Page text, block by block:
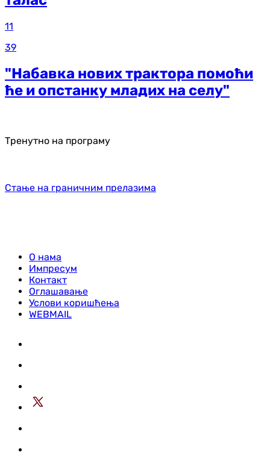
11
39
"Набавка нових трактора помоћи
ће и опстанку младих на селу"
Тренутно на програму
Стање на граничним прелазима
О нама
Импресум
Контакт
Оглашавање
Услови коришћења
WEBMAIL